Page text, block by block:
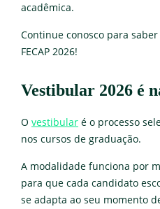
acadêmica.
Continue conosco para
FECAP 2026!
Vestibular 2026 é
O vestibular é o processo
nos cursos de graduação.
A modalidade funciona por
para que cada candidato
se adapta ao seu momento